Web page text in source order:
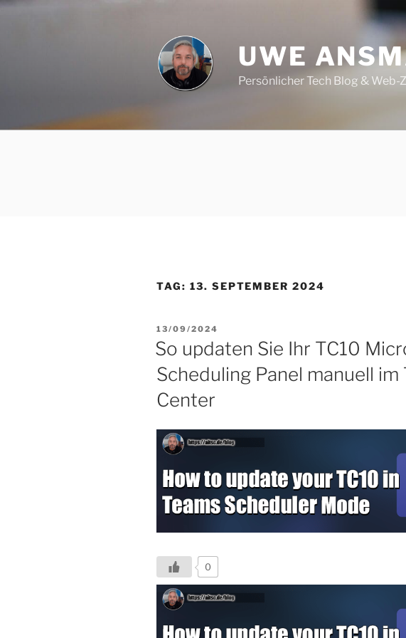
Zum
UWE
Persönlicher Tech Blog & Web-
TAG: 13. SEPTEMBER 2024
VERÖFFENTLICHT
AM
13/09/2024
So updaten Sie Ihr TC10
Scheduling Panel manuell im
Center
0